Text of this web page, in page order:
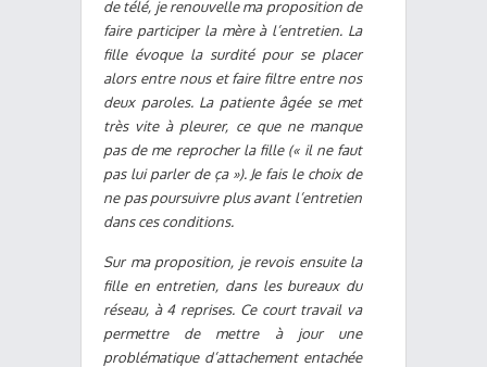
de télé, je renouvelle ma proposition de
faire participer la mère à l’entretien. La
fille évoque la surdité pour se placer
alors entre nous et faire filtre entre nos
deux paroles. La patiente âgée se met
très vite à pleurer, ce que ne manque
pas de me reprocher la fille (« il ne faut
pas lui parler de ça »). Je fais le choix de
ne pas poursuivre plus avant l’entretien
dans ces conditions.
Sur ma proposition, je revois ensuite la
fille en entretien, dans les bureaux du
réseau, à 4 reprises. Ce court travail va
permettre de mettre à jour une
problématique d’attachement entachée